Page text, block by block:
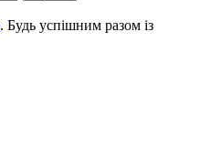
. Будь успішним разом із